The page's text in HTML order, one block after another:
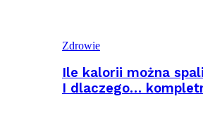
Zdrowie
Ile kalorii można
I dlaczego…